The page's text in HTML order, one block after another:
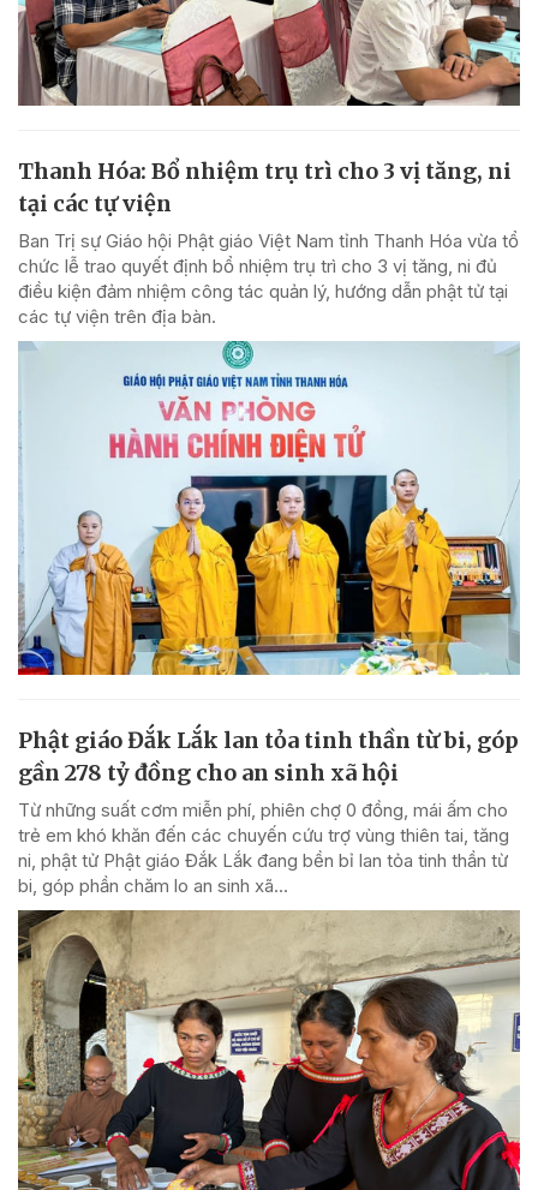
Thanh Hóa: Bổ nhiệm trụ trì cho 3 vị tăng, ni
tại các tự viện
Ban Trị sự Giáo hội Phật giáo Việt Nam tỉnh Thanh Hóa vừa tổ
chức lễ trao quyết định bổ nhiệm trụ trì cho 3 vị tăng, ni đủ
điều kiện đảm nhiệm công tác quản lý, hướng dẫn phật tử tại
các tự viện trên địa bàn.
Phật giáo Đắk Lắk lan tỏa tinh thần từ bi, góp
gần 278 tỷ đồng cho an sinh xã hội
Từ những suất cơm miễn phí, phiên chợ 0 đồng, mái ấm cho
trẻ em khó khăn đến các chuyến cứu trợ vùng thiên tai, tăng
ni, phật tử Phật giáo Đắk Lắk đang bền bỉ lan tỏa tinh thần từ
bi, góp phần chăm lo an sinh xã...